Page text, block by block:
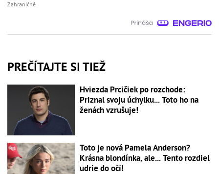
Zahraničné
PREČÍTAJTE SI TIEŽ
Hviezda Prcičiek po rozchode:
Priznal svoju úchylku... Toto ho na
ženách vzrušuje!
Toto je nová Pamela Anderson?
Krásna blondínka, ale... Tento rozdiel
udrie do očí!